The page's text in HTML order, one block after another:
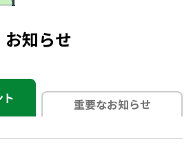
担を小さくしておくことで将来の
前より減るものの、①「毎回の返
部を繰り上げて返済される場合に
る場合は、一部繰上返済手数料
お知らせ
重要なお知らせ